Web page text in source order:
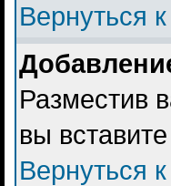
Вернуться
Разместив
вы
Вернуться